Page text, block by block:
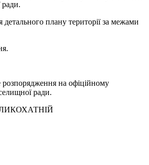
ради.
плану території за межами
на офіційному
ради.